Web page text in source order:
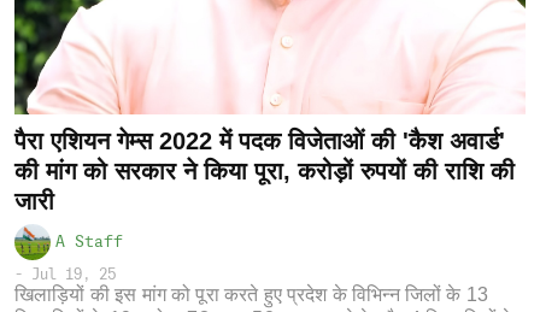
पैरा एशियन गेम्स 2022 में पदक विजेताओं की 'कैश अवार्ड'
की मांग को सरकार ने किया पूरा, करोड़ों रुपयों की राशि की
जारी
A Staff
- Jul 19, 25
खिलाड़ियों की इस मांग को पूरा करते हुए प्रदेश के विभिन्न जिलों के 13